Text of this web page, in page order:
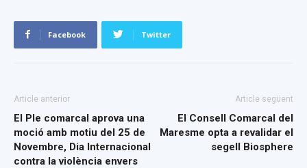
Facebook Twitter
Article anterior
El Ple comarcal aprova una
moció amb motiu del 25 de
Novembre, Dia Internacional
contra la violència envers
Article següent
El Consell Comarcal del
Maresme opta a revalidar el
segell Biosphere